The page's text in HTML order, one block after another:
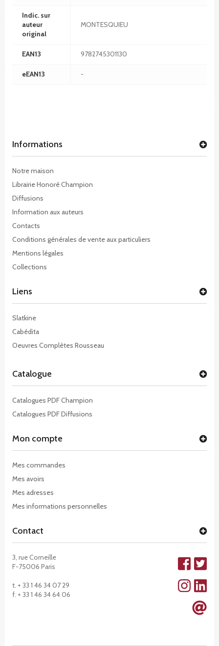
Indic. sur
auteur
original
MONTESQUIEU
EAN13 9782745301130
eEAN13 -
Informations
Notre maison
Librairie Honoré Champion
Diffusions
Information aux auteurs
Contacts
Conditions générales de vente aux particuliers
Mentions légales
Collections
Liens
Slatkine
Cabédita
Oeuvres Complètes Rousseau
Catalogue
Catalogues PDF Champion
Catalogues PDF Diffusions
Mon compte
Mes commandes
Mes avoirs
Mes adresses
Mes informations personnelles
Contact
3, rue Corneille
F-75006 Paris
t. + 33 1 46 34 07 29
f. + 33 1 46 34 64 06